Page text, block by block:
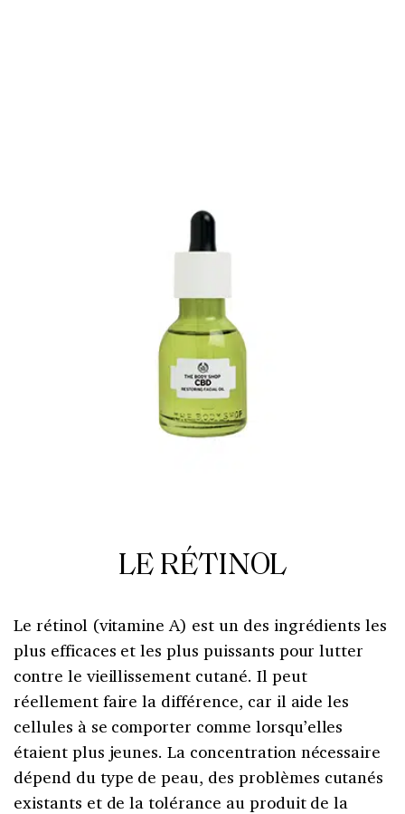
LE RÉTINOL
Le rétinol (vitamine A) est un des ingrédients les
plus efficaces et les plus puissants pour lutter
contre le vieillissement cutané. Il peut
réellement faire la différence, car il aide les
cellules à se comporter comme lorsqu’elles
étaient plus jeunes. La concentration nécessaire
dépend du type de peau, des problèmes cutanés
existants et de la tolérance au produit de la